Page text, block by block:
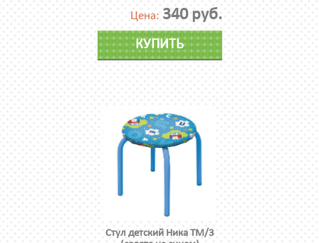
Цена: 340 руб.
КУПИТЬ
Стул детский Ника ТМ/3